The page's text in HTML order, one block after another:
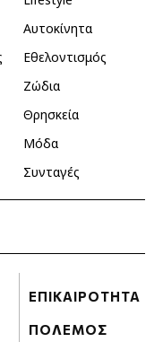
Αυτοκίνητα
Εθελοντισμός
Ζώδια
Θρησκεία
Μόδα
Συνταγές
ΕΠΙΚΑΙΡΟΤΗΤΑ
ΠΟΛΕΜΟΣ